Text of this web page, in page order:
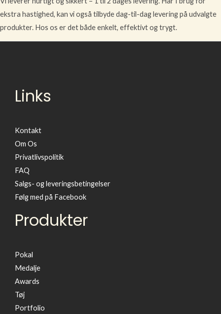
ekstra hastighed, kan vi også tilbyde dag-til-dag levering på udvalgte
produkter. Hos os er det både enkelt, effektivt og trygt.
Links
Kontakt
Om Os
Privatlivspolitik
FAQ
Salgs- og leveringsbetingelser
Følg med på Facebook
Produkter
Pokal
Medalje
Awards
Tøj
Portfolio